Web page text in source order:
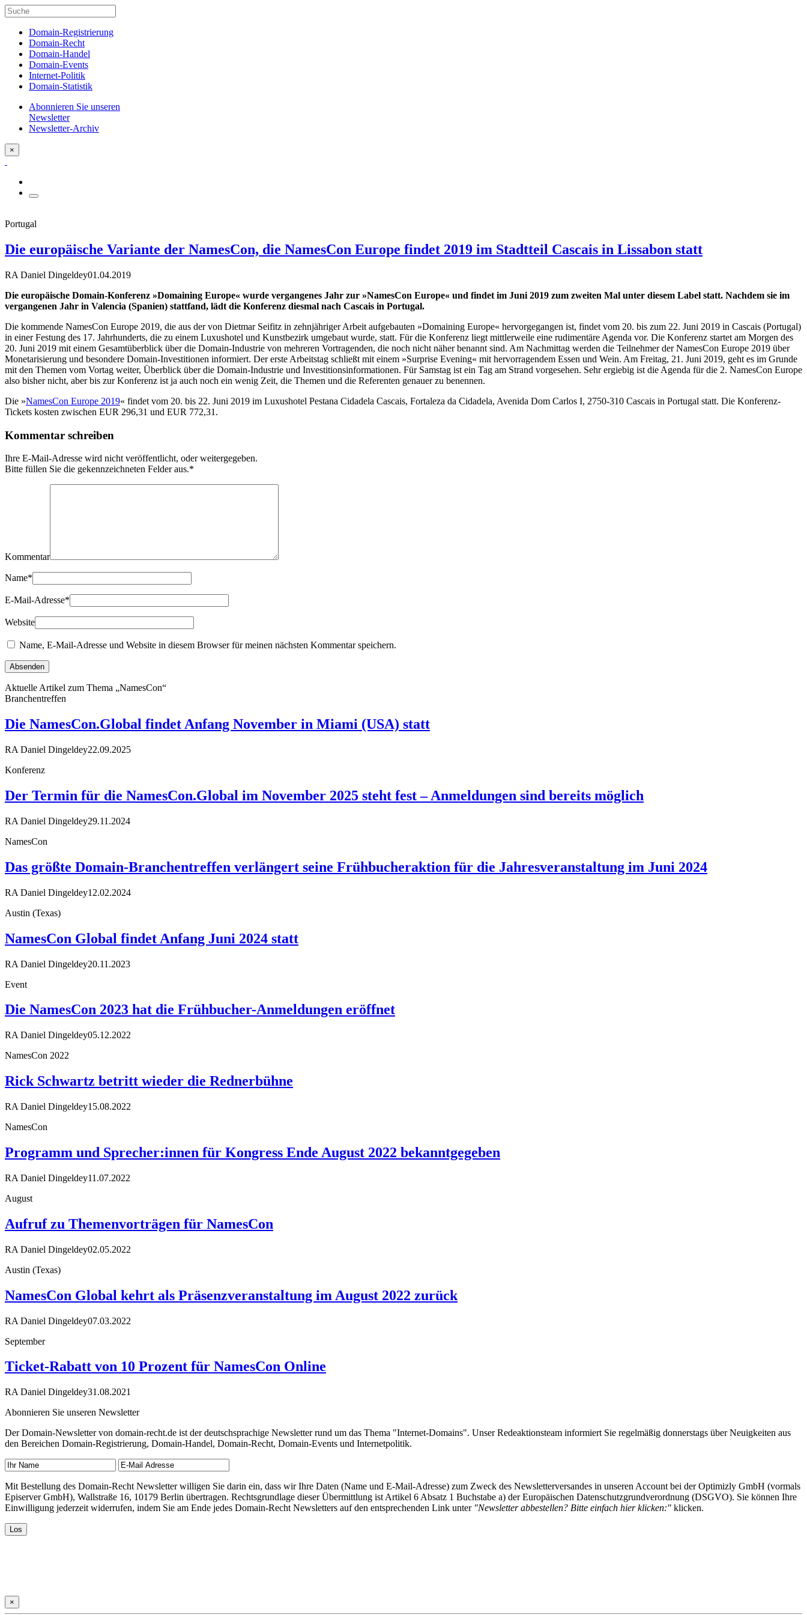
Domain-Registrierung
Domain-Recht
Domain-Handel
Domain-Events
Internet-Politik
Domain-Statistik
Abonnieren Sie unseren
Newsletter
Newsletter-Archiv
×
Portugal
Die europäische Variante der NamesCon, die NamesCon Europe findet 2019 im Stadtteil Cascais in Lissabon statt
RA Daniel Dingeldey01.04.2019
Die europäische Domain-Konferenz »Domaining Europe« wurde vergangenes Jahr zur »NamesCon Europe« und findet im Juni 2019 zum zweiten Mal unter diesem Label statt. Nachdem sie im
vergangenen Jahr in Valencia (Spanien) stattfand, lädt die Konferenz diesmal nach Cascais in Portugal.
Die kommende NamesCon Europe 2019, die aus der von Dietmar Seifitz in zehnjähriger Arbeit aufgebauten »Domaining Europe« hervorgegangen ist, findet vom 20. bis zum 22. Juni 2019 in Cascais (Portugal)
in einer Festung des 17. Jahrhunderts, die zu einem Luxushotel und Kunstbezirk umgebaut wurde, statt. Für die Konferenz liegt mittlerweile eine rudimentäre Agenda vor. Die Konferenz startet am Morgen des
20. Juni 2019 mit einem Gesamtüberblick über die Domain-Industrie von mehreren Vortragenden, die noch nicht näher benannt sind. Am Nachmittag werden die Teilnehmer der NamesCon Europe 2019 über
Monetarisierung und besondere Domain-Investitionen informiert. Der erste Arbeitstag schließt mit einem »Surprise Evening« mit hervorragendem Essen und Wein. Am Freitag, 21. Juni 2019, geht es im Grunde
mit den Themen vom Vortag weiter, Überblick über die Domain-Industrie und Investitionsinformationen. Für Samstag ist ein Tag am Strand vorgesehen. Sehr ergiebig ist die Agenda für die 2. NamesCon Europe
also bisher nicht, aber bis zur Konferenz ist ja auch noch ein wenig Zeit, die Themen und die Referenten genauer zu benennen.
Die »NamesCon Europe 2019« findet vom 20. bis 22. Juni 2019 im Luxushotel Pestana Cidadela Cascais, Fortaleza da Cidadela, Avenida Dom Carlos I, 2750-310 Cascais in Portugal statt. Die Konferenz-
Tickets kosten zwischen EUR 296,31 und EUR 772,31.
Kommentar schreiben
Ihre E-Mail-Adresse wird nicht veröffentlicht, oder weitergegeben.
Bitte füllen Sie die gekennzeichneten Felder aus.*
Kommentar
Name*
E-Mail-Adresse*
Website
Name, E-Mail-Adresse und Website in diesem Browser für meinen nächsten Kommentar speichern.
Aktuelle Artikel zum Thema „NamesCon“
Branchentreffen
Die NamesCon.Global findet Anfang November in Miami (USA) statt
RA Daniel Dingeldey22.09.2025
Konferenz
Der Termin für die NamesCon.Global im November 2025 steht fest – Anmeldungen sind bereits möglich
RA Daniel Dingeldey29.11.2024
NamesCon
Das größte Domain-Branchentreffen verlängert seine Frühbucheraktion für die Jahresveranstaltung im Juni 2024
RA Daniel Dingeldey12.02.2024
Austin (Texas)
NamesCon Global findet Anfang Juni 2024 statt
RA Daniel Dingeldey20.11.2023
Event
Die NamesCon 2023 hat die Frühbucher-Anmeldungen eröffnet
RA Daniel Dingeldey05.12.2022
NamesCon 2022
Rick Schwartz betritt wieder die Rednerbühne
RA Daniel Dingeldey15.08.2022
NamesCon
Programm und Sprecher:innen für Kongress Ende August 2022 bekanntgegeben
RA Daniel Dingeldey11.07.2022
August
Aufruf zu Themenvorträgen für NamesCon
RA Daniel Dingeldey02.05.2022
Austin (Texas)
NamesCon Global kehrt als Präsenzveranstaltung im August 2022 zurück
RA Daniel Dingeldey07.03.2022
September
Ticket-Rabatt von 10 Prozent für NamesCon Online
RA Daniel Dingeldey31.08.2021
Abonnieren Sie unseren Newsletter
Der Domain-Newsletter von domain-recht.de ist der deutschsprachige Newsletter rund um das Thema "Internet-Domains". Unser Redeaktionsteam informiert Sie regelmäßig donnerstags über Neuigkeiten aus
den Bereichen Domain-Registrierung, Domain-Handel, Domain-Recht, Domain-Events und Internetpolitik.
Mit Bestellung des Domain-Recht Newsletter willigen Sie darin ein, dass wir Ihre Daten (Name und E-Mail-Adresse) zum Zweck des Newsletterversandes in unseren Account bei der Optimizly GmbH (vormals
Episerver GmbH), Wallstraße 16, 10179 Berlin übertragen. Rechtsgrundlage dieser Übermittlung ist Artikel 6 Absatz 1 Buchstabe a) der Europäischen Datenschutzgrundverordnung (DSGVO). Sie können Ihre
Einwilligung jederzeit widerrufen, indem Sie am Ende jedes Domain-Recht Newsletters auf den entsprechenden Link unter "Newsletter abbestellen? Bitte einfach hier klicken:" klicken.
×